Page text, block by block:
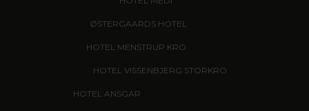
ØSTERGAARDS HOTEL, HERNING
HOTEL MENSTRUP KRO
HOTEL VISSENBJERG STORKRO
HOTEL ANSGAR